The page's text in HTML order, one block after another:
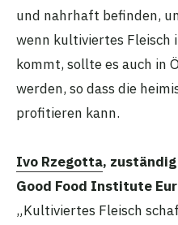
und nahrhaft befinden,
wenn kultiviertes Fleisch
kommt, sollte es auch in
werden, so dass die
profitieren kann.
Ivo Rzegotta,
Good Food Institute
„Kultiviertes Fleisch